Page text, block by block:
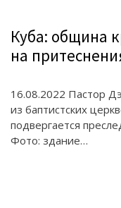
Куба: община
на
16.08.2022 Пастор
из баптистских
подвергается
Фото: здание…